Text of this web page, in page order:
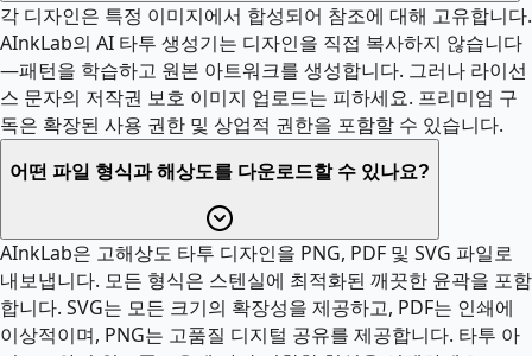
각 디자인은 특정 이미지에서 합성되어 참조에 대해 고유합니다.
AInkLab의 AI 타투 생성기는 디자인을 직접 복사하지 않습니다
—패턴을 학습하고 원본 아트워크를 생성합니다. 그러나 라이선
스 문자의 저작권 보호 이미지 업로드는 피하세요. 프리미엄 구
독은 확장된 사용 권한 및 상업적 권한을 포함할 수 있습니다.
어떤 파일 형식과 해상도를 다운로드할 수 있나요?
AInkLab은 고해상도 타투 디자인을 PNG, PDF 및 SVG 파일로
내보냅니다. 모든 형식은 스텐실에 최적화된 깨끗한 윤곽을 포함
합니다. SVG는 모든 크기의 확장성을 제공하고, PDF는 인쇄에
이상적이며, PNG는 고품질 디지털 공유를 제공합니다. 타투 아